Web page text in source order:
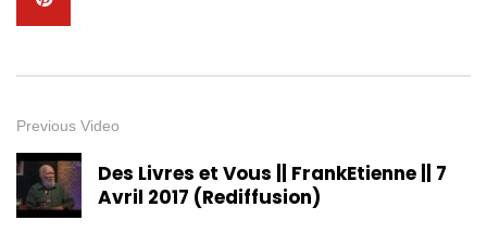
Previous Video
Des Livres et Vous || FrankEtienne || 7
Avril 2017 (Rediffusion)